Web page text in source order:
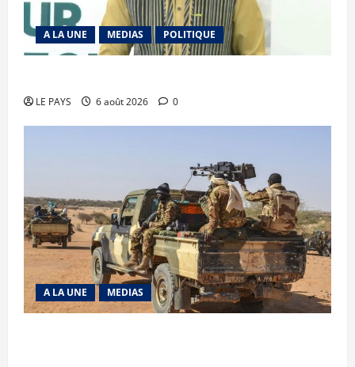
A LA UNE MEDIAS POLITIQUE
LE PAYS 6 août 2026 0
A LA UNE MEDIAS